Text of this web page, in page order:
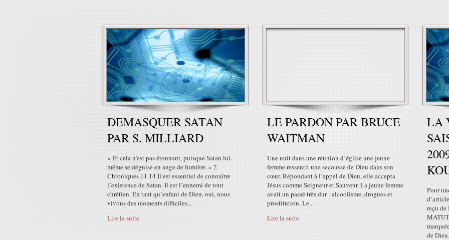
DEMASQUER SATAN
PAR S. MILLIARD
« Et cela n'est pas étonnant, puisque Satan lui-
même se déguise en ange de lumière. » 2
Chroniques 11.14 Il est essentiel de connaître
l’existence de Satan. Il est l’ennemi de tout
chrétien. En tant qu’enfant de Dieu, oui, nous
vivons des moments difficiles...
Lire la suite
LE PARDON PAR BRUCE
WAITMAN
Une nuit dans une réunion d’église une jeune
femme ressentit une secousse de Dieu dans son
cœur. Répondant à l’appel de Dieu, elle accepta
Jésus comme Seigneur et Sauveur. La jeune femme
avait un passé très dur : alcoolisme, drogues et
prostitution. Le...
Lire la suite
LA
Pour
reçu de
de